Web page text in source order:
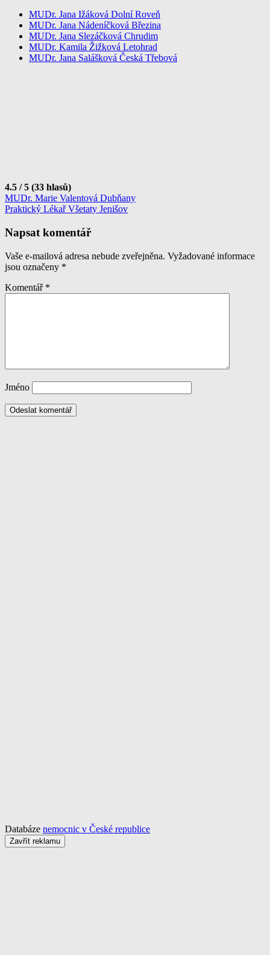
MUDr. Jana Ižáková Dolní Roveň
MUDr. Jana Nádeníčková Březina
MUDr. Jana Slezáčková Chrudim
MUDr. Kamila Žižková Letohrad
MUDr. Jana Salášková Česká Třebová
4.5 / 5 (33 hlasů)
Navigace
pro
příspěvek
MUDr. Marie Valentová Dubňany
Praktický Lékař Všetaty Jenišov
Napsat komentář
Vaše e-mailová adresa nebude zveřejněna. Vyžadované informace
jsou označeny *
Komentář *
Jméno
Databáze nemocnic v České republice
Zavřít reklamu